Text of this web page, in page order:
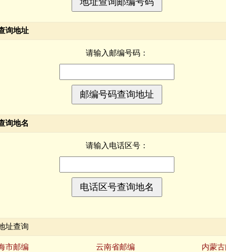
询地址
请输入邮编号码：
询地名
请输入电话区号：
址查询
市邮编 云南省邮编
内蒙